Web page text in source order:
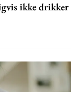
ikke drikker